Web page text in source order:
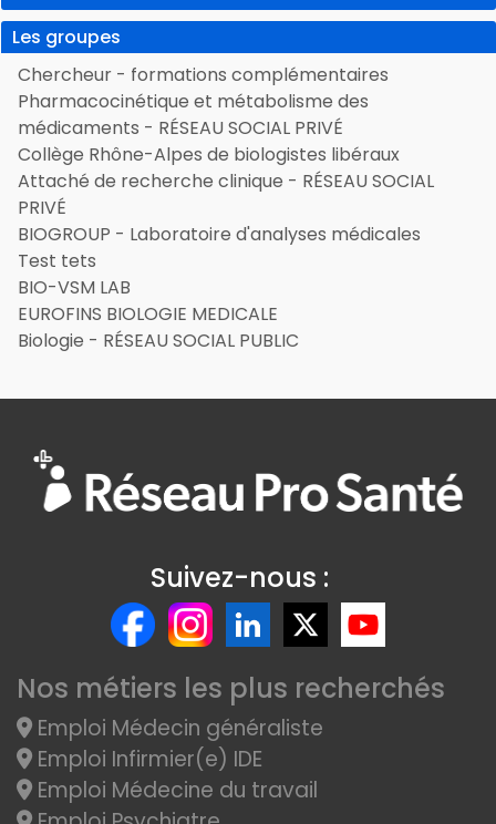
Les groupes
Chercheur - formations complémentaires
Pharmacocinétique et métabolisme des
médicaments - RÉSEAU SOCIAL PRIVÉ
Collège Rhône-Alpes de biologistes libéraux
Attaché de recherche clinique - RÉSEAU SOCIAL
PRIVÉ
BIOGROUP - Laboratoire d'analyses médicales
Test tets
BIO-VSM LAB
EUROFINS BIOLOGIE MEDICALE
Biologie - RÉSEAU SOCIAL PUBLIC
Suivez-nous :
Nos métiers les plus recherchés
Emploi Médecin généraliste
Emploi Infirmier(e) IDE
Emploi Médecine du travail